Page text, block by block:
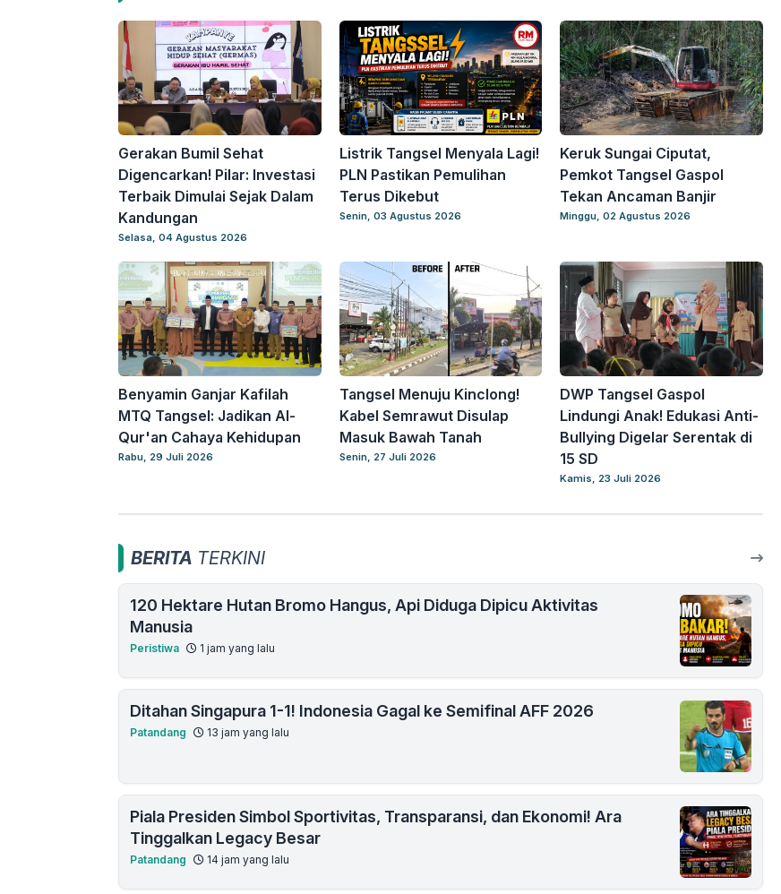
Gerakan Bumil Sehat
Digencarkan! Pilar: Investasi
Terbaik Dimulai Sejak Dalam
Kandungan
Selasa, 04 Agustus 2026
Listrik Tangsel Menyala Lagi!
PLN Pastikan Pemulihan
Terus Dikebut
Senin, 03 Agustus 2026
Keruk Sungai Ciputat,
Pemkot Tangsel Gaspol
Tekan Ancaman Banjir
Minggu, 02 Agustus 2026
Benyamin Ganjar Kafilah
MTQ Tangsel: Jadikan Al-
Qur'an Cahaya Kehidupan
Rabu, 29 Juli 2026
Tangsel Menuju Kinclong!
Kabel Semrawut Disulap
Masuk Bawah Tanah
Senin, 27 Juli 2026
DWP Tangsel Gaspol
Lindungi Anak! Edukasi Anti-
Bullying Digelar Serentak di
15 SD
Kamis, 23 Juli 2026
BERITA TERKINI
120 Hektare Hutan Bromo Hangus, Api Diduga Dipicu Aktivitas
Manusia
Peristiwa 1 jam yang lalu
Ditahan Singapura 1-1! Indonesia Gagal ke Semifinal AFF 2026
Patandang 13 jam yang lalu
Piala Presiden Simbol Sportivitas, Transparansi, dan Ekonomi! Ara
Tinggalkan Legacy Besar
Patandang 14 jam yang lalu